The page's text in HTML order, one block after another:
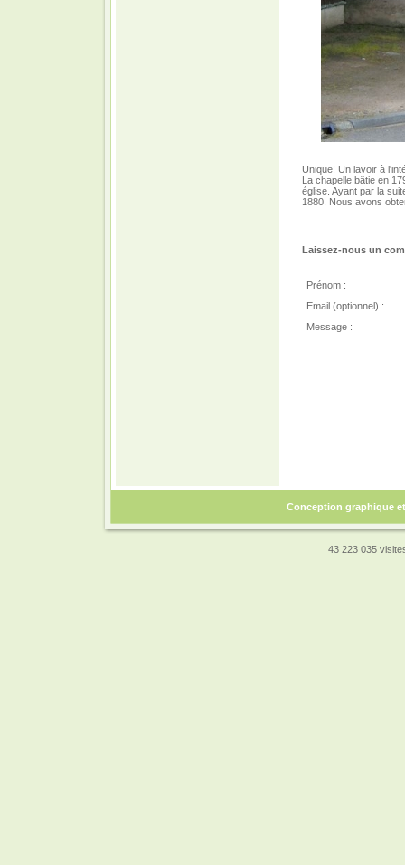
Unique! Un lavoir à
La chapelle bâtie en
église. Ayant par la
1880. Nous avons
Laissez-nous un
Prénom :
Email (optionnel) :
Message :
Conception graphique
43 223 035